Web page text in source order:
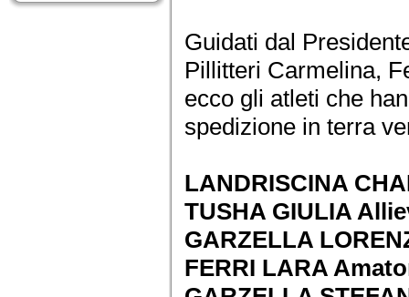
Guidati dal
Pillitteri Carmelina,
ecco gli atleti che
spedizione in terra
LANDRISCINA
TUSHA GIULIA
GARZELLA
FERRI LARA